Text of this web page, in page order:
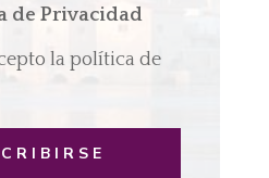
de Privacidad
la política de